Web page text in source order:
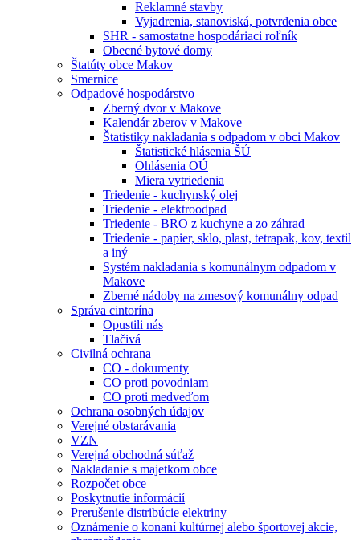
Reklamné stavby
Vyjadrenia, stanoviská, potvrdenia obce
SHR - samostatne hospodáriaci roľník
Obecné bytové domy
Štatúty obce Makov
Smernice
Odpadové hospodárstvo
Zberný dvor v Makove
Kalendár zberov v Makove
Štatistiky nakladania s odpadom v obci Makov
Štatistické hlásenia ŠÚ
Ohlásenia OÚ
Miera vytriedenia
Triedenie - kuchynský olej
Triedenie - elektroodpad
Triedenie - BRO z kuchyne a zo záhrad
Triedenie - papier, sklo, plast, tetrapak, kov, textil
a iný
Systém nakladania s komunálnym odpadom v
Makove
Zberné nádoby na zmesový komunálny odpad
Správa cintorína
Opustili nás
Tlačivá
Civilná ochrana
CO - dokumenty
CO proti povodniam
CO proti medveďom
Ochrana osobných údajov
Verejné obstarávania
VZN
Verejná obchodná súťaž
Nakladanie s majetkom obce
Rozpočet obce
Poskytnutie informácií
Prerušenie distribúcie elektriny
Oznámenie o konaní kultúrnej alebo športovej akcie,